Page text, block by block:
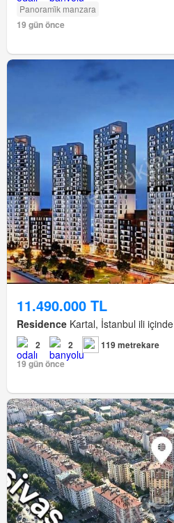
Panorami̇k manzara
19 gün önce
11.490.000 TL
Residence Kartal, İstanbul ili içinde
2 2
119 metrekare
19 gün önce